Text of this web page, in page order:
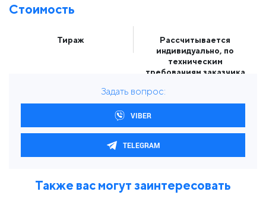
Стоимость
Тираж
Рассчитывается
индивидуально, по
техническим
требованиям заказчика
Задать вопрос:
VIBER
TELEGRAM
Также вас могут заинтересовать